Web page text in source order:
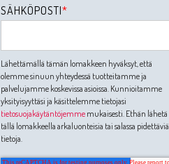
SÄHKÖPOSTI*
Lähettämällä tämän lomakkeen hyväksyt, että
olemme sinuun yhteydessä tuotteitamme ja
palvelujamme koskevissa asioissa. Kunnioitamme
yksityisyyttäsi ja käsittelemme tietojasi
tietosuojakäytäntöjemmemukaisesti. Ethän lähetä
tällä lomakkeella arkaluonteisia tai salassa pidettäviä
tietoja.